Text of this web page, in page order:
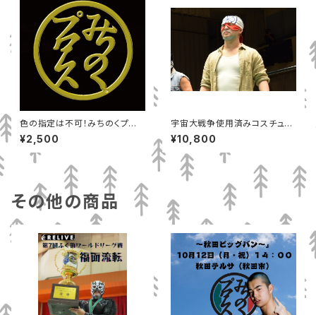
色の指定は不可！みちのくプロ
レス丸ロゴＴシャツ（Ｍ）
¥2,500
宇宙大戦争使用済みコスチュー
ム ミスターミヤギ１号
¥10,800
その他の商品